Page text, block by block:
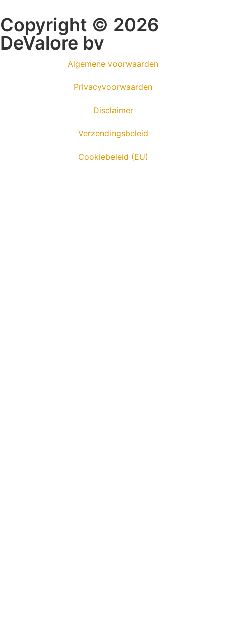
Copyright © 2026
DeValore bv
Algemene voorwaarden
Privacyvoorwaarden
Disclaimer
Verzendingsbeleid
Cookiebeleid (EU)